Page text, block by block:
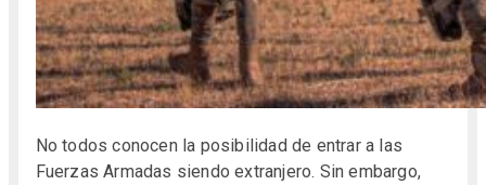
No todos conocen la posibilidad de entrar a las
Fuerzas Armadas siendo extranjero. Sin embargo,